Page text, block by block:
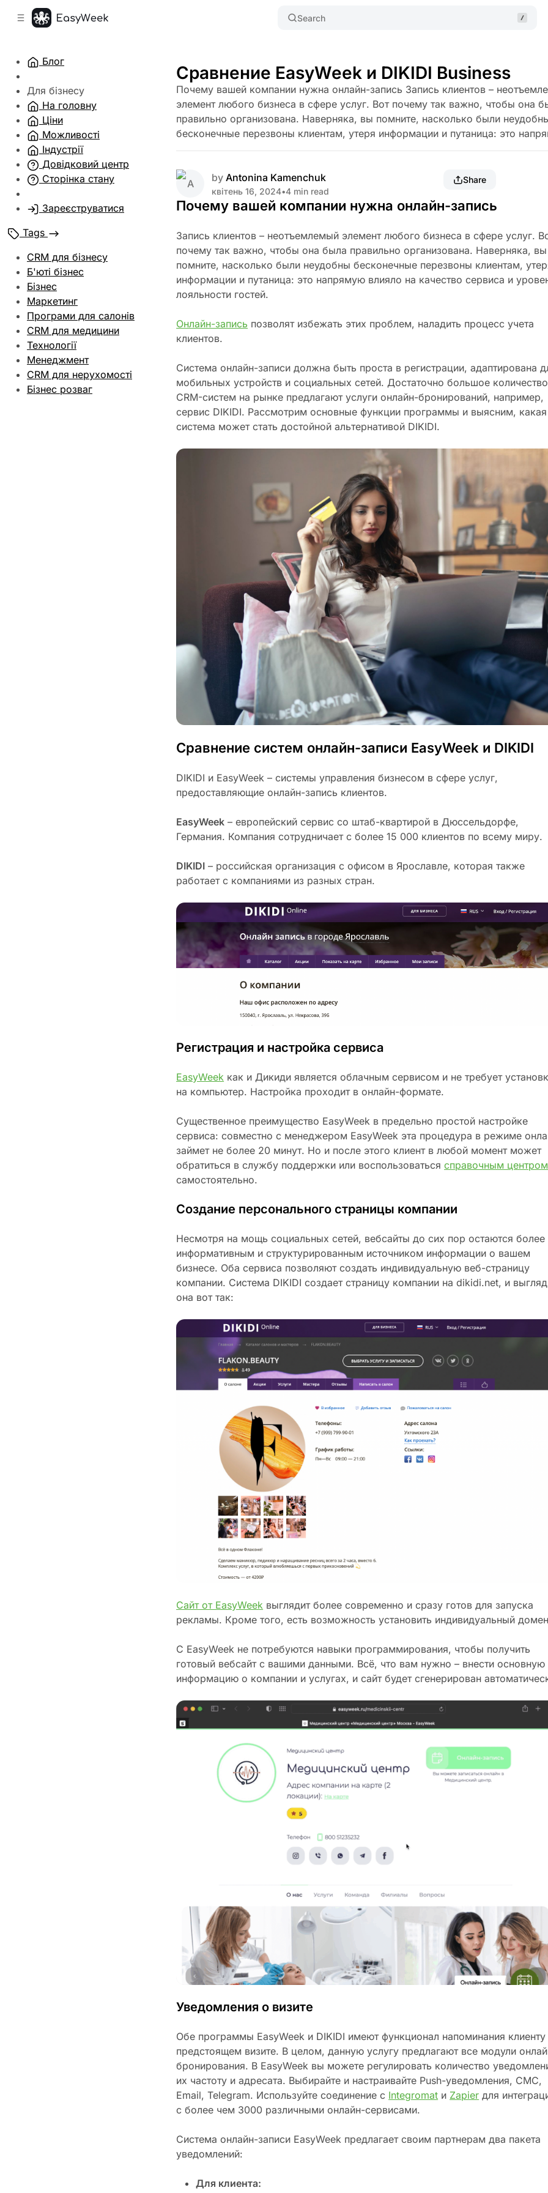
Search
Блог
Для бізнесу
На головну
Ціни
Можливості
Індустрії
Довідковий центр
Сторінка стану
Зареєструватися
Tags
CRM для бізнесу
Б'юті бізнес
Бізнес
Маркетинг
Програми для салонів
CRM для медицини
Технології
Менеджмент
CRM для нерухомості
Бізнес розваг
Сравнение EasyWeek и DIKIDI Business
Почему вашей компании нужна онлайн-запись Запись клиентов –
элемент любого бизнеса в сфере услуг. Вот почему так важно, чтобы она
правильно организована. Наверняка, вы помните, насколько были
бесконечные перезвоны клиентам, утеря информации и путаница: это
by Antonina Kamenchuk
квітень 16, 2024•4 min read
Share
Почему вашей компании нужна онлайн-запись
Запись клиентов – неотъемлемый элемент любого бизнеса в сфере услуг.
почему так важно, чтобы она была правильно организована. Наверняка, вы
помните, насколько были неудобны бесконечные перезвоны клиентам,
информации и путаница: это напрямую влияло на качество сервиса и
лояльности гостей.
Онлайн-запись позволят избежать этих проблем, наладить процесс учета
клиентов.
Система онлайн-записи должна быть проста в регистрации, адаптирована
мобильных устройств и социальных сетей. Достаточно большое количество
CRM-систем на рынке предлагают услуги онлайн-бронирований, например,
сервис DIKIDI. Рассмотрим основные функции программы и выясним, какая
система может стать достойной альтернативой DIKIDI.
Сравнение систем онлайн-записи EasyWeek и DIKIDI
DIKIDI и EasyWeek – системы управления бизнесом в сфере услуг,
предоставляющие онлайн-запись клиентов.
EasyWeek – европейский сервис со штаб-квартирой в Дюссельдорфе,
Германия. Компания сотрудничает с более 15 000 клиентов по всему миру.
DIKIDI – российская организация с офисом в Ярославле, которая также
работает с компаниями из разных стран.
Регистрация и настройка сервиса
EasyWeek как и Дикиди является облачным сервисом и не требует
на компьютер. Настройка проходит в онлайн-формате.
Существенное преимущество EasyWeek в предельно простой настройке
сервиса: совместно с менеджером EasyWeek эта процедура в режиме
займет не более 20 минут. Но и после этого клиент в любой момент может
обратиться в службу поддержки или воспользоватьсясправочным центром
самостоятельно.
Создание персонального страницы компании
Несмотря на мощь социальных сетей, вебсайты до сих пор остаются более
информативным и структурированным источником информации о вашем
бизнесе. Оба сервиса позволяют создать индивидуальную веб-страницу
компании. Система DIKIDI создает страницу компании на dikidi.net, и
она вот так:
Сайт от EasyWeek выглядит более современно и сразу готов для запуска
рекламы. Кроме того, есть возможность установить индивидуальный
С EasyWeek не потребуются навыки программирования, чтобы получить
готовый вебсайт с вашими данными. Всё, что вам нужно – внести основную
информацию о компании и услугах, и сайт будет сгенерирован
Уведомления о визите
Обе программы EasyWeek и DIKIDI имеют функционал напоминания
предстоящем визите. В целом, данную услугу предлагают все модули
бронирования. В EasyWeek вы можете регулировать количество
их частоту и адресата. Выбирайте и настраивайте Push-уведомления, СМС,
Email, Telegram. Используйте соединение с Integromat и Zapier для
с более чем 3000 различными онлайн-сервисами.
Система онлайн-записи EasyWeek предлагает своим партнерам два пакета
уведомлений:
Для клиента: